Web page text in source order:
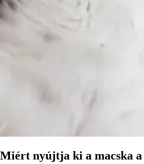
Miért nyújtja ki a macska a